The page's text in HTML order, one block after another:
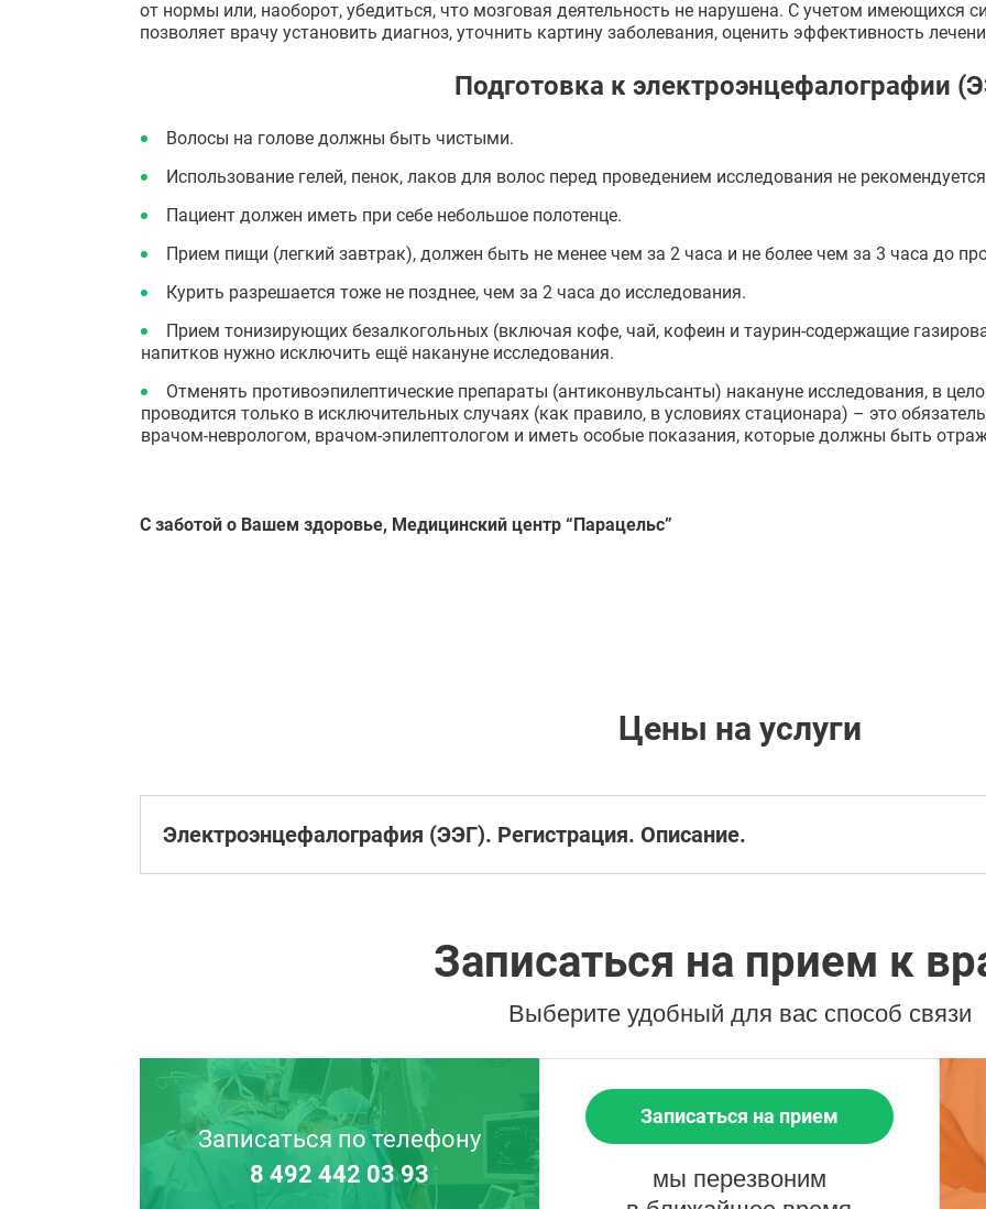
от нормы или, наоборот, убедиться, что мозговая деятельность не нарушена. С учетом имеющихся
позволяет врачу установить диагноз, уточнить картину заболевания, оценить эффективность
Подготовка к электроэнцефалографии
Волосы на голове должны быть чистыми.
Использование гелей, пенок, лаков для волос перед проведением исследования не
Пациент должен иметь при себе небольшое полотенце.
Прием пищи (легкий завтрак), должен быть не менее чем за 2 часа и не более чем за 3 часа до
Курить разрешается тоже не позднее, чем за 2 часа до исследования.
Прием тонизирующих безалкогольных (включая кофе, чай, кофеин и таурин-содержащие
напитков нужно исключить ещё накануне исследования.
Отменять противоэпилептические препараты (антиконвульсанты) накануне исследования, в
проводится только в исключительных случаях (как правило, в условиях стационара) – это
врачом-неврологом, врачом-эпилептологом и иметь особые показания, которые должны быть
С заботой о Вашем здоровье, Медицинский центр “Парацельс”
Цены на услуги
Электроэнцефалография (ЭЭГ). Регистрация. Описание.
Записаться на прием к
Выберите удобный для вас способ связи
Записаться по телефону
8 492 442 03 93
Записаться на прием
мы перезвоним